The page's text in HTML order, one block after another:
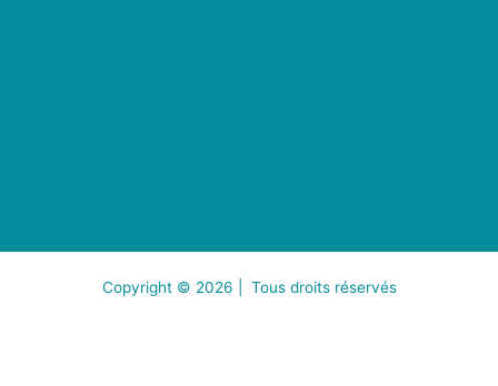
Copyright © 2026 | Tous droits réservés